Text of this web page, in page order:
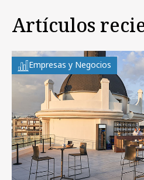
Artículos
Empresas y Negocios